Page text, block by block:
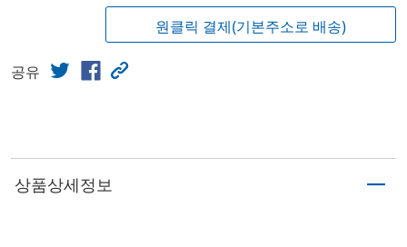
원클릭 결제(기본주소로 배송)
공유
상품상세정보